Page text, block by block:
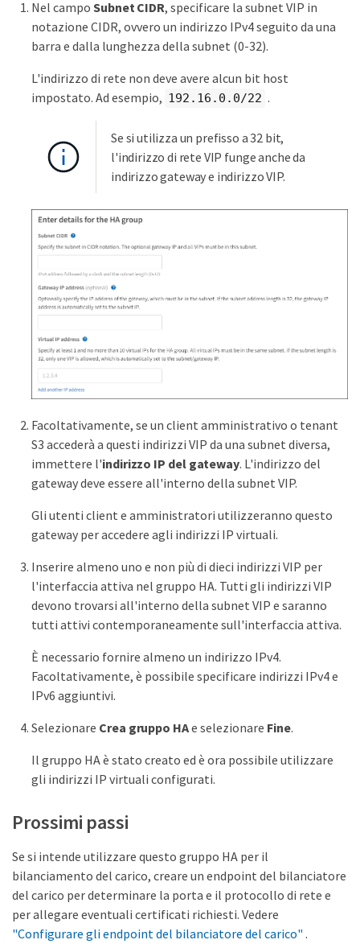
Nel campo Subnet CIDR, specificare la subnet VIP in
notazione CIDR, ovvero un indirizzo IPv4 seguito da una
barra e dalla lunghezza della subnet (0-32).
L'indirizzo di rete non deve avere alcun bit host
impostato. Ad esempio, 192.16.0.0/22 .
Se si utilizza un prefisso a 32 bit,
l'indirizzo di rete VIP funge anche da
indirizzo gateway e indirizzo VIP.
Facoltativamente, se un client amministrativo o tenant
S3 accederà a questi indirizzi VIP da una subnet diversa,
immettere l'indirizzo IP del gateway. L'indirizzo del
gateway deve essere all'interno della subnet VIP.
Gli utenti client e amministratori utilizzeranno questo
gateway per accedere agli indirizzi IP virtuali.
Inserire almeno uno e non più di dieci indirizzi VIP per
l'interfaccia attiva nel gruppo HA. Tutti gli indirizzi VIP
devono trovarsi all'interno della subnet VIP e saranno
tutti attivi contemporaneamente sull'interfaccia attiva.
È necessario fornire almeno un indirizzo IPv4.
Facoltativamente, è possibile specificare indirizzi IPv4 e
IPv6 aggiuntivi.
Selezionare Crea gruppo HAe selezionare Fine.
Il gruppo HA è stato creato ed è ora possibile utilizzare
gli indirizzi IP virtuali configurati.
Prossimi passi
Se si intende utilizzare questo gruppo HA per il
bilanciamento del carico, creare un endpoint del bilanciatore
del carico per determinare la porta e il protocollo di rete e
per allegare eventuali certificati richiesti. Vedere
"Configurare gli endpoint del bilanciatore del carico" .